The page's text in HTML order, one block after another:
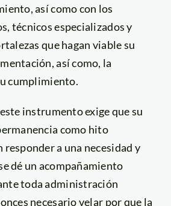
así como con los
técnicos especializados y
que hagan viable su
así como, la
cumplimiento.
instrumento exige que su
como hito
a una necesidad y
dé un acompañamiento
toda administración
necesario velar por que la